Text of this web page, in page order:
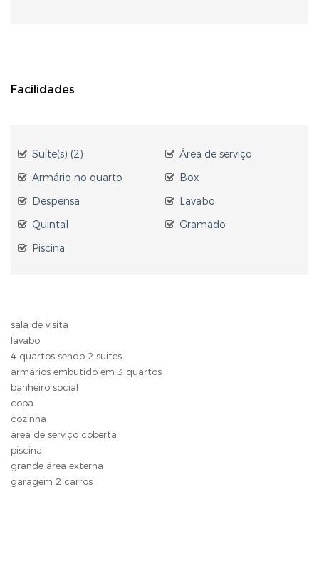
Facilidades
Suíte(s) (2)
Área de serviço
Armário no quarto
Box
Despensa
Lavabo
Quintal
Gramado
Piscina
sala de visita
lavabo
4 quartos sendo 2 suites
armários embutido em 3 quartos
banheiro social
copa
cozinha
área de serviço coberta
piscina
grande área externa
garagem 2 carros